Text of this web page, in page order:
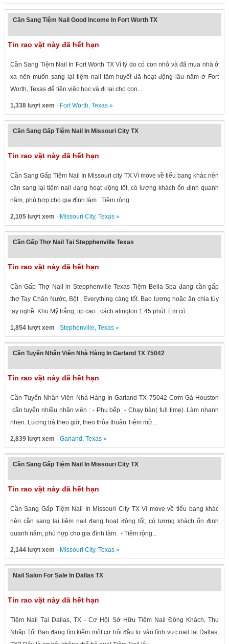
Cần Sang Tiệm Nail Good Income In Fort Worth TX
Tin rao vặt này đã hết hạn
Cần Sang Tiệm Nail In Fort Worth TX Vì lý do có con nhỏ và đã mua nhà ở
xa nên muốn sang lại tiệm nail tâm huyết đã hoạt động lâu năm ở Fort
Worth, Texas để tiện việc học và đi lại cho con...
1,338 lượt xem · Fort Worth, Texas»
Cần Sang Gấp Tiệm Nail In Missouri City TX
Tin rao vặt này đã hết hạn
Cần Sang Gấp Tiệm Nail In Missouri city TX Vì move về tiểu bang khác nên
cần sang lại tiệm nail đang hoạt động tốt, có lượng khách ổn định quanh
năm, phù hợp cho gia đình làm. Tiệm rộng...
2,105 lượt xem · Missouri City, Texas»
Cần Gấp Thợ Nail Tại Stepphenville Texas
Tin rao vặt này đã hết hạn
Cần Gấp Thợ Nail in Stepphenville Texas Tiệm Bella Spa đang cần gấp
thợ Tay Chân Nước, Bột , Everything càng tốt. Bao lương hoặc ăn chia tùy
tay nghề. Khu Mỹ trắng, tip cao , cách alington 1:45 phút. Em có...
1,854 lượt xem · Stephenville, Texas»
Cần Tuyển Nhân Viên Nhà Hàng In Garland TX 75042
Tin rao vặt này đã hết hạn
Cần Tuyển Nhân Viên Nhà Hàng In Garland TX 75042 Cơm Gà Houston
cần tuyển nhiều nhân viên : - Phụ bếp - Chạy bàn( full time). Làm nhanh
nhẹn. Lương trả theo giờ, theo thỏa thuận Tiệm mở...
2,839 lượt xem · Garland , Texas»
Cần Sang Gấp Tiệm Nail In Missouri City TX
Tin rao vặt này đã hết hạn
Cần Sang Gấp Tiệm Nail In Missouri City TX Vì move về tiểu bang khác
nên cần sang lại tiệm nail đang hoạt động tốt, có lượng khách ổn định
quanh năm, phù hợp cho gia đình làm. - Tiệm rộng...
2,144 lượt xem · Missouri City, Texas»
Nail Salon For Sale In Dallas TX
Tin rao vặt này đã hết hạn
Tiệm Nail Tại Dallas, TX - Cơ Hội Sở Hữu Tiệm Nail Đông Khách, Thu
Nhập Tốt Bạn đang tìm kiếm một cơ hội đầu tư vào lĩnh vực nail tại Dallas,